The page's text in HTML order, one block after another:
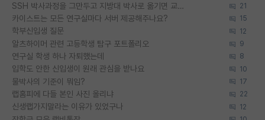
SSH 박사과정을 그만두고 지방대 박사로 옮기면 교수의 꿈은 끝일까요? 21
카이스트는 모든 연구실마다 서버 제공해주나요? 15
학부신입생 질문 12
알츠하이머 관련 고등학생 탐구 포트폴리오 9
연구실 학생 하나 자퇴했는데 8
입학도 안한 신입생이 원래 관심을 받나요 10
물박사의 기준이 뭐임? 17
랩홈피에 다들 본인 사진 올리냐 22
신생랩가지말라는 이유가 있었구나 12